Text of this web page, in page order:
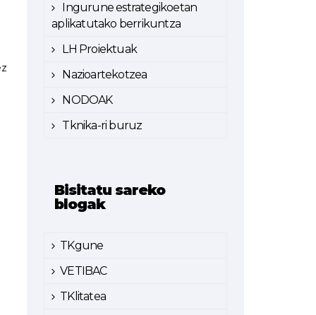
Ingurune estrategikoetan
aplikatutako berrikuntza
LH Proiektuak
Nazioartekotzea
NODOAK
Tknika-ri buruz
Bisitatu sareko
blogak
TKgune
VETIBAC
TKlitatea